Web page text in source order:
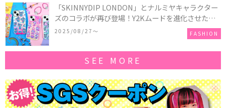
「SKINNYDIP LONDON」とナルミヤキャラクター
ズのコラボが再び登場！Y2Kムードを進化させた新
作コレクションを発売♪
2025/08/27〜 FASHION
SEE MORE